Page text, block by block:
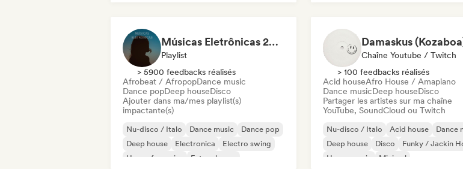
Músicas Eletrônicas 2026
Playlist
> 5900 feedbacks réalisés
Afrobeat / AfropopDance music
Dance popDeep houseDisco
Ajouter dans ma/mes playlist(s)
impactante(s)
Nu-disco / Italo Dance music
Dance pop
Deep house
Electronica
Electro swing
House française
Future house
Damaskus
Chaîne Youtube / Twitch
> 100 feedbacks réalisés
Acid houseAfro House / Amapiano
Dance musicDeep houseDisco
Partager les artistes sur ma chaîne
YouTube, SoundCloud ou Twitch
Nu-disco / Italo Acid house
Dance
Deep house
Disco
Funky / Jackin
House music
Minimal